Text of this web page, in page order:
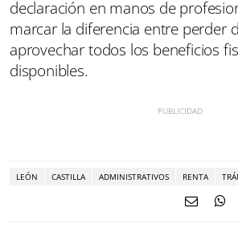
declaración en manos de
marcar la diferencia entre perder
aprovechar todos los beneficios
disponibles.
LEÓN CASTILLA ADMINISTRATIVOS RENTA